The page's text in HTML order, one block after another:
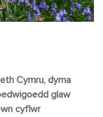
Cymru, dyma
glaw
cyflwr